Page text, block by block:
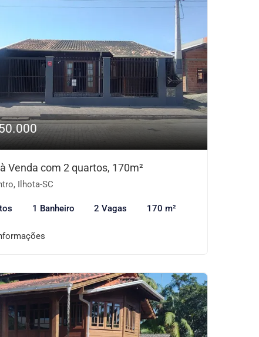
Venda com 2 quartos, 170m²
Ilhota-SC
1 Banheiro 2 Vagas 170 m²